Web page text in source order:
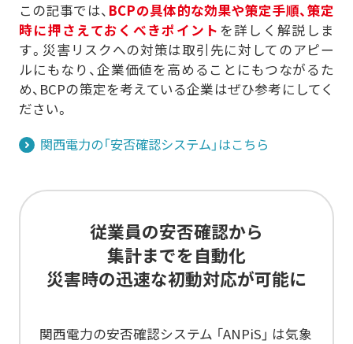
この記事では、 BCPの具体的な効果や策定手順、策定
時に押さえておくべきポイント を詳しく解説しま
す。災害リスクへの対策は取引先に対してのアピー
ルにもなり、企業価値を高めることにもつながるた
め、BCPの策定を考えている企業はぜひ参考にしてく
ださい。
関西電力の「安否確認システム」はこちら
従業員の安否確認から
集計までを自動化
災害時の迅速な初動対応が可能に
関西電力の安否確認システム 「ANPiS」 は気象